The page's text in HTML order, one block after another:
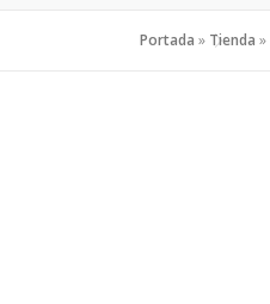
Portada » Tienda »